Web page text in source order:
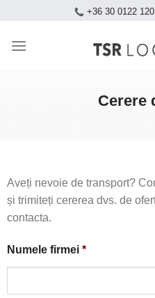
content
+36 30 0122 120
Cerere
Aveți nevoie de transport?
și trimiteți cererea dvs. de
contacta.
Numele firmei *